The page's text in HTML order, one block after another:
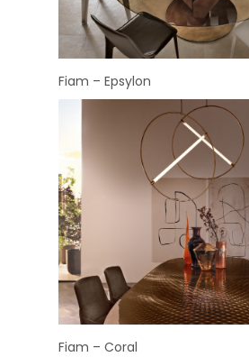
Fiam – Epsylon
Fiam – Coral